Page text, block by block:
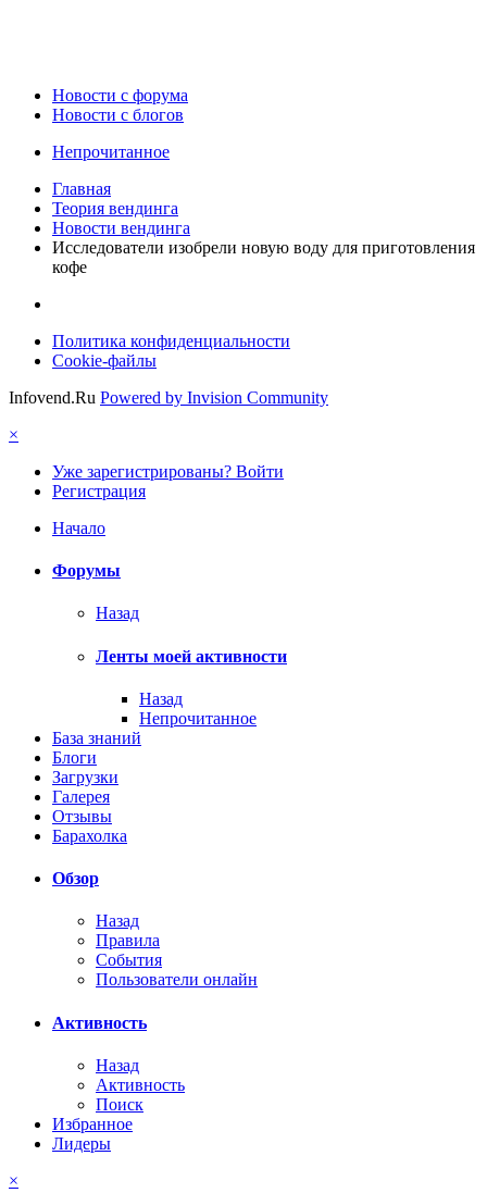
Новости c форума
Новости с блогов
Непрочитанное
Главная
Теория вендинга
Новости вендинга
Исследователи изобрели новую воду для приготовления
кофе
Политика конфиденциальности
Cookie-файлы
Infovend.Ru Powered by Invision Community
×
Уже зарегистрированы? Войти
Регистрация
Начало
Форумы
Назад
Ленты моей активности
Назад
Непрочитанное
База знаний
Блоги
Загрузки
Галерея
Отзывы
Барахолка
Обзор
Назад
Правила
События
Пользователи онлайн
Активность
Назад
Активность
Поиск
Избранное
Лидеры
×